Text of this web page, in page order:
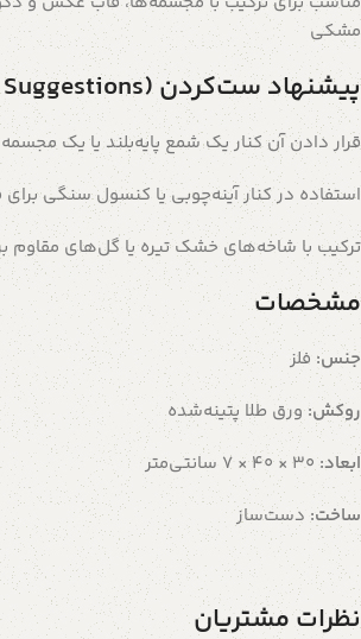
مشکی
پیشنهاد ست‌کردن (Styling Suggestions)
قرار دادن آن کنار یک شمع پایه‌بلند یا یک
استفاده در کنار آینه‌چوبی یا کنسول سنگی
ترکیب با شاخه‌های خشک تیره یا گل‌های مقاوم
مشخصات
جنس: فلز
روکش:ورق طلا پتینه‌شده
ابعاد:30 × 40 × 7 سانتی‌متر
ساخت: دست‌ساز
نظرات مشتریان